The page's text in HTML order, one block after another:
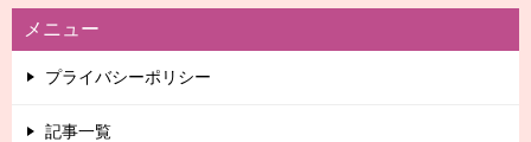
メニュー
プライバシーポリシー
記事一覧